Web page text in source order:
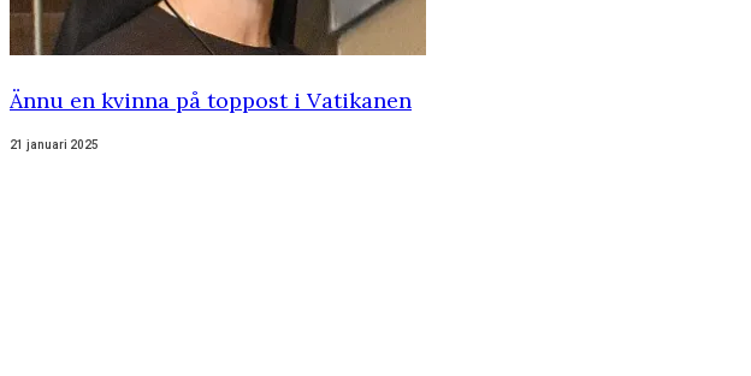
Ännu en kvinna på toppost i Vatikanen
21 januari 2025